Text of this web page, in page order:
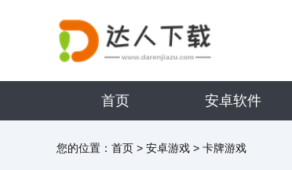
首页 安卓软件
您的位置： 首页 > 安卓游戏 > 卡牌游戏